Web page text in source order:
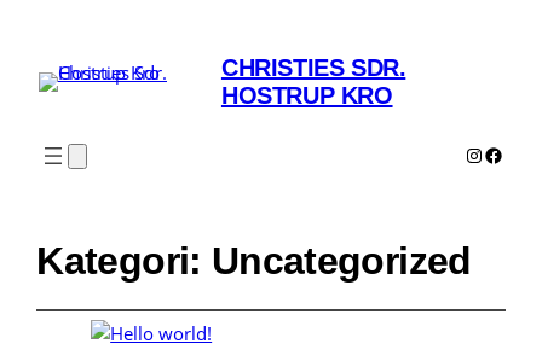
CHRISTIES SDR.
HOSTRUP KRO
Kategori: Uncategorized